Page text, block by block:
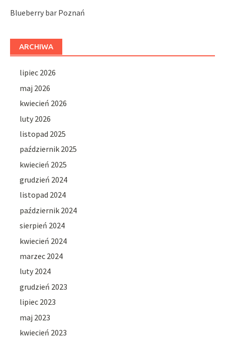
Blueberry bar Poznań
ARCHIWA
lipiec 2026
maj 2026
kwiecień 2026
luty 2026
listopad 2025
październik 2025
kwiecień 2025
grudzień 2024
listopad 2024
październik 2024
sierpień 2024
kwiecień 2024
marzec 2024
luty 2024
grudzień 2023
lipiec 2023
maj 2023
kwiecień 2023